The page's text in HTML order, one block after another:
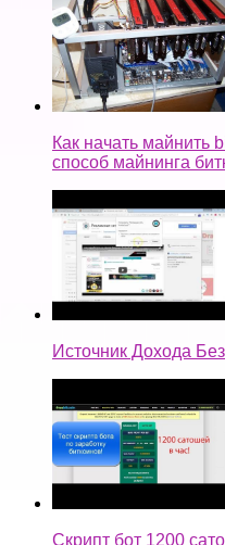
Как начать майнить
способ майнинга
Источник Дохода
Скрипт бот 1200